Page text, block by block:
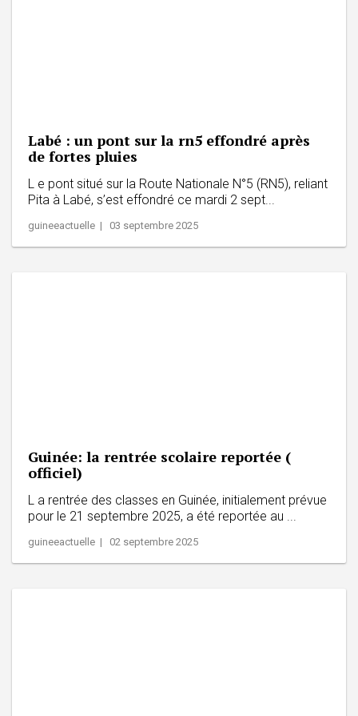
Labé : un pont sur la rn5 effondré après
de fortes pluies
L e pont situé sur la Route Nationale N°5 (RN5), reliant
Pita à Labé, s’est effondré ce mardi 2 sept...
guineeactuelle | 03 septembre 2025
Guinée: la rentrée scolaire reportée (
officiel)
L a rentrée des classes en Guinée, initialement prévue
pour le 21 septembre 2025, a été reportée au ...
guineeactuelle | 02 septembre 2025